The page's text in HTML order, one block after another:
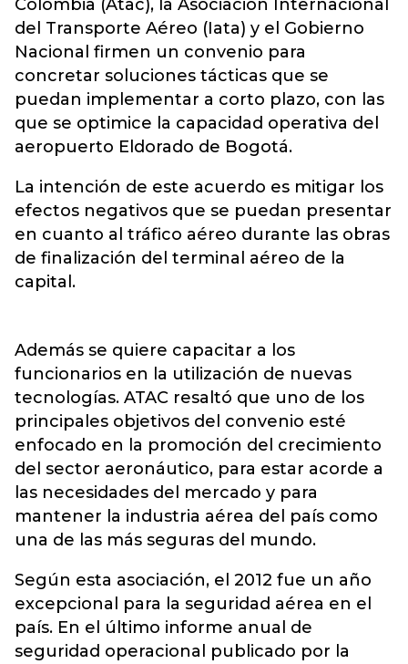
Colombia (Atac), la Asociación Internacional
del Transporte Aéreo (Iata) y el Gobierno
Nacional firmen un convenio para
concretar soluciones tácticas que se
puedan implementar a corto plazo, con las
que se optimice la capacidad operativa del
aeropuerto Eldorado de Bogotá.
La intención de este acuerdo es mitigar los
efectos negativos que se puedan presentar
en cuanto al tráfico aéreo durante las obras
de finalización del terminal aéreo de la
capital.
Además se quiere capacitar a los
funcionarios en la utilización de nuevas
tecnologías. ATAC resaltó que uno de los
principales objetivos del convenio esté
enfocado en la promoción del crecimiento
del sector aeronáutico, para estar acorde a
las necesidades del mercado y para
mantener la industria aérea del país como
una de las más seguras del mundo.
Según esta asociación, el 2012 fue un año
excepcional para la seguridad aérea en el
país. En el último informe anual de
seguridad operacional publicado por la